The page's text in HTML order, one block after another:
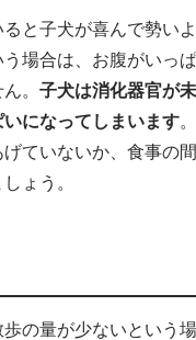
と子犬が喜んで勢い
場合は、お腹がいっ
。 子犬は消化器官が
になってしまいます
ていないか、食事の
ょう。
の量が少ないという